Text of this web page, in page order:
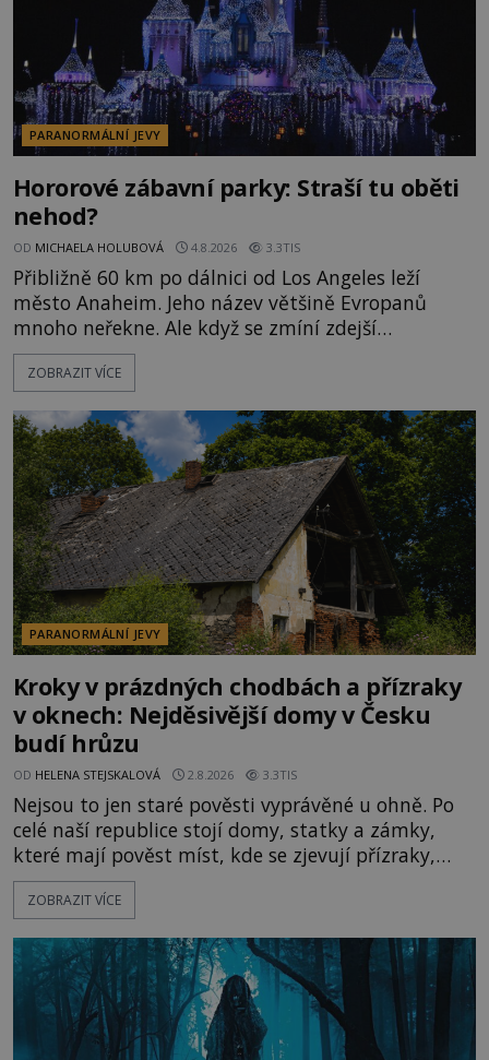
PARANORMÁLNÍ JEVY
Hororové zábavní parky: Straší tu oběti
nehod?
OD MICHAELA HOLUBOVÁ 4.8.2026 3.3TIS
Přibližně 60 km po dálnici od Los Angeles leží
město Anaheim. Jeho název většině Evropanů
mnoho neřekne. Ale když se zmíní zdejší
Disneyland, je hned jasno. Zábavní park vyroste na
poklidném místě bývalého sadu pomerančovníků.
kolem 17 000 000 zábavychtivých lidí ročně. A ač je
velká snaha to utajit, někteří z
ZOBRAZIT VÍCE
PARANORMÁLNÍ JEVY
Kroky v prázdných chodbách a přízraky
v oknech: Nejděsivější domy v Česku
budí hrůzu
OD HELENA STEJSKALOVÁ 2.8.2026 3.3TIS
Nejsou to jen staré pověsti vyprávěné u ohně. Po
celé naší republice stojí domy, statky a zámky,
které mají pověst míst, kde se zjevují přízraky,
ozývají nevysvětlitelné zvuky nebo se dějí podivné
jevy. Zatímco historici většinou hledají racionální
lokality vykazují nápadně podobná svědectví po
celé generace. A právě tato opakující se svědectví
ZOBRAZIT VÍCE